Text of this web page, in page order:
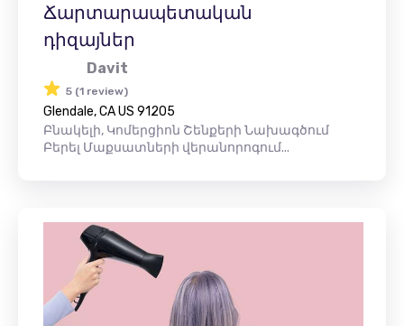
Ճարտարապետական ​​
դիզայներ
Davit
5 (1 review)
Glendale, CA US 91205
Բնակելի, Կոմերցիոն Շենքերի Նախագծում
Բերել Մաքսատների վերանորոգում...